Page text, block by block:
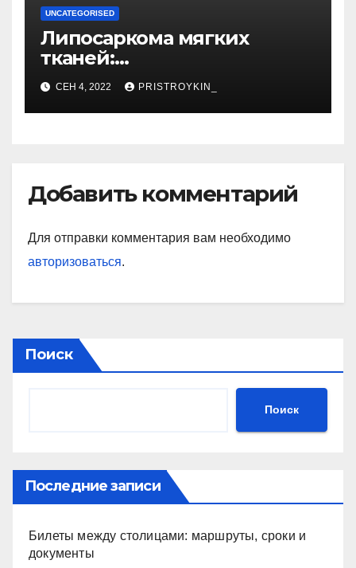
UNCATEGORISED
Липосаркома мягких
тканей:
высокодифференцированн
ая, плеоморфная,
миксоидная
СЕН 4, 2022 PRISTROYKIN_
Добавить комментарий
Для отправки комментария вам необходимо
авторизоваться.
Поиск
Поиск
Последние записи
Билеты между столицами: маршруты, сроки и
документы